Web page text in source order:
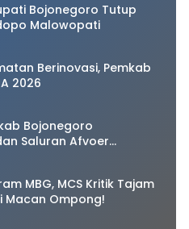
Bojonegoro Tutup
Malowopati
Berinovasi, Pemkab
2026
Bojonegoro
Saluran Afvoer
MBG, MCS Kritik Tajam
Macan Ompong!